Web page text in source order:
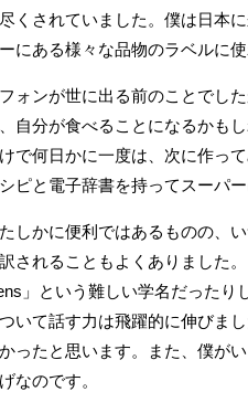
くされていました。僕は日本
にある様々な品物のラベルに
ォンが世に出る前のことでし
自分が食べることになるかも
で何日かに一度は、次に作っ
ピと電子辞書を持ってスーパー
しかに便利ではあるものの、
されることもよくありました
」という難しい学名だった
いて話す力は飛躍的に伸びま
ったと思います。また、僕が
なのです。